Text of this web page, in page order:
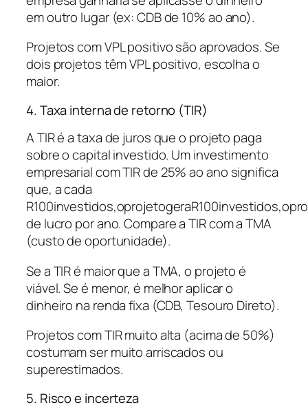
em outro lugar (ex: CDB de 10% ao ano).
Projetos com VPL positivo são aprovados. Se
dois projetos têm VPL positivo, escolha o
maior.
4. Taxa interna de retorno (TIR)
A TIR é a taxa de juros que o projeto paga
sobre o capital investido. Um investimento
empresarial com TIR de 25% ao ano significa
que, a cada
de lucro por ano. Compare a TIR com a TMA
(custo de oportunidade).
Se a TIR é maior que a TMA, o projeto é
viável. Se é menor, é melhor aplicar o
dinheiro na renda fixa (CDB, Tesouro Direto).
Projetos com TIR muito alta (acima de 50%)
costumam ser muito arriscados ou
superestimados.
5. Risco e incerteza